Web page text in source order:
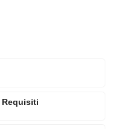
Requisiti